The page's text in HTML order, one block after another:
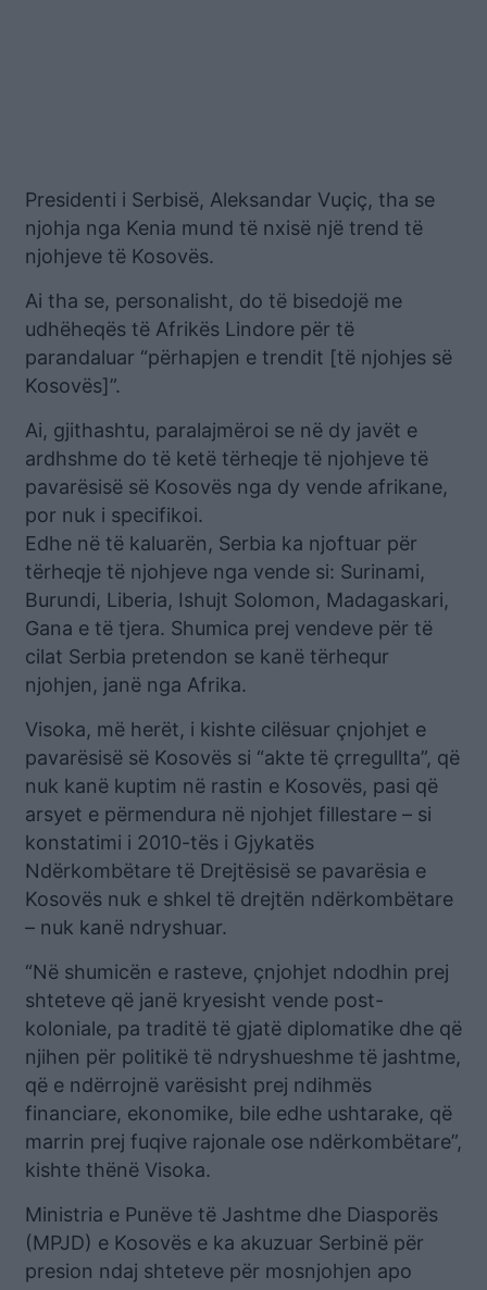
Presidenti i Serbisë, Aleksandar Vuçiç, tha se
njohja nga Kenia mund të nxisë një trend të
njohjeve të Kosovës.
Ai tha se, personalisht, do të bisedojë me
udhëheqës të Afrikës Lindore për të
parandaluar “përhapjen e trendit [të njohjes së
Kosovës]”.
Ai, gjithashtu, paralajmëroi se në dy javët e
ardhshme do të ketë tërheqje të njohjeve të
pavarësisë së Kosovës nga dy vende afrikane,
por nuk i specifikoi.
Edhe në të kaluarën, Serbia ka njoftuar për
tërheqje të njohjeve nga vende si: Surinami,
Burundi, Liberia, Ishujt Solomon, Madagaskari,
Gana e të tjera. Shumica prej vendeve për të
cilat Serbia pretendon se kanë tërhequr
njohjen, janë nga Afrika.
Visoka, më herët, i kishte cilësuar çnjohjet e
pavarësisë së Kosovës si “akte të çrregullta”, që
nuk kanë kuptim në rastin e Kosovës, pasi që
arsyet e përmendura në njohjet fillestare – si
konstatimi i 2010-tës i Gjykatës
Ndërkombëtare të Drejtësisë se pavarësia e
Kosovës nuk e shkel të drejtën ndërkombëtare
– nuk kanë ndryshuar.
“Në shumicën e rasteve, çnjohjet ndodhin prej
shteteve që janë kryesisht vende post-
koloniale, pa traditë të gjatë diplomatike dhe që
njihen për politikë të ndryshueshme të jashtme,
që e ndërrojnë varësisht prej ndihmës
financiare, ekonomike, bile edhe ushtarake, që
marrin prej fuqive rajonale ose ndërkombëtare”,
kishte thënë Visoka.
Ministria e Punëve të Jashtme dhe Diasporës
(MPJD) e Kosovës e ka akuzuar Serbinë për
presion ndaj shteteve për mosnjohjen apo